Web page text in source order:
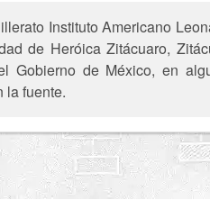
Instituto Americano
de Heróica Zitácuaro,
Gobierno de México, en
la fuente.